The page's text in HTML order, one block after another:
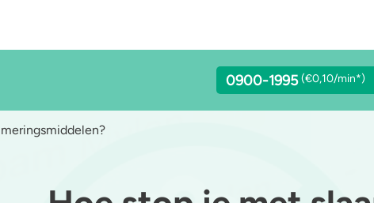
0900-1995 (€0,10/min*)
Alcohol LSD
Stoppen of minderen